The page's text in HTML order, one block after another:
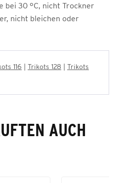
bei 30 °C, nicht Trockner
nicht bleichen oder
116 Trikots 128
Trikots
AUCH